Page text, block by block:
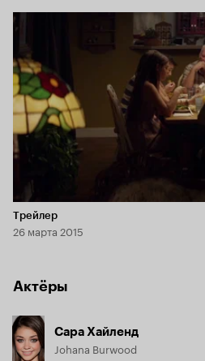
Длительность 2 мин
Трейлер
26 марта 2015
Актёры
Сара Хайленд
Johana Burwood